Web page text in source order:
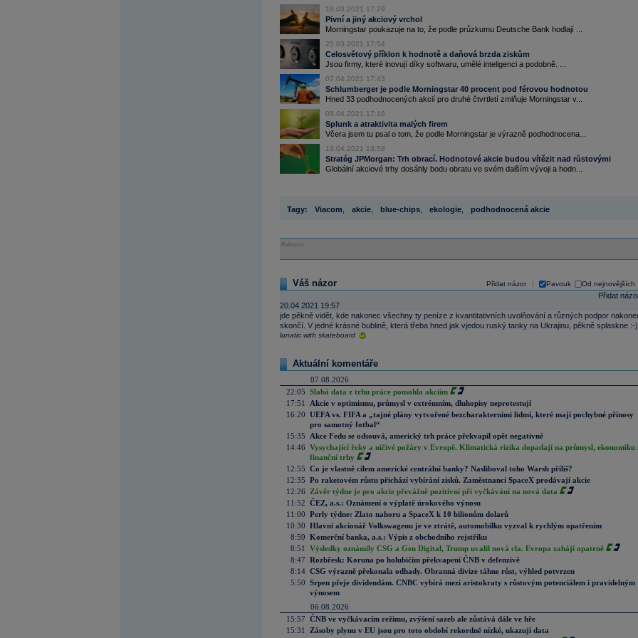
18.03.2021 17:29
Pivní a jiný akciový vrchol
Morningstar poukazuje na to, že podle průzkumu Deutsche Bank hodlají ...
25.03.2021 17:54
Celosvětový příklon k hodnotě a daňová brzda ziskům
Jsou firmy, které inovují díky softwaru, umělé inteligenci a podobně. ...
07.04.2021 17:43
Schlumberger je podle Morningstar 40 procent pod férovou hodnotou
Hned 33 podhodnocených akcií pro druhé čtvrtletí zmiňuje Morningstar v...
08.04.2021 17:16
Splunk a atraktivita malých firem
Včera jsem tu psal o tom, že podle Morningstar je výrazně podhodnocena...
13.04.2021 13:58
Stratég JPMorgan: Trh obrací. Hodnotové akcie budou vítězit nad růstovými
Globální akciové trhy dosáhly bodu obratu ve svém dalším vývoji a hodn...
Tagy: Viacom akcie, blue-chips, ekologie, podhodnocená akcie
Reklama
Přidat názor Pavouk Od nejnovějších
Váš názor
Přidat
20.04.2021 19:57
jde pěkně vidět, kde nakonec všechny ty peníze z kvantitativních uvolňování a různých podpor
skončí. V jedné krásné bublině, která třeba hned jak vjedou ruský tanky na Ukrajinu, pěkně splaskne :-)
lunatic with skateboard
Aktuální komentáře
07.08.2026
22:05 Slabá data z trhu práce pomohla akciím
17:51
Akcie v optimismu, průmysl v extrémním, dluhopisy neprotestují
16:20 UEFA vs. FIFA a „tajné plány vytvořené bezcharakterními lidmi, které mají pochybné přínosy
pro samotný fotbal“
15:35
Akce Fedu se odsouvá, americký trh práce překvapil opět negativně
14:46 Vysychající řeky a ničivé požáry v Evropě. Klimatická rizika dopadají na průmysl, ekonomiku
finanční trhy
12:55 Co je vlastně cílem americké centrální banky? Nasliboval toho Warsh příliš?
12:35 Po raketovém růstu přichází vybírání zisků. Zaměstnanci SpaceX prodávají akcie
12:26
Závěr týdne je pro akcie převážně pozitivní při vyčkávání na nová data
11:52 ČEZ, a.s.: Oznámení o výplatě úrokového výnosu
11:00 Perly týdne: Zlato nahoru a SpaceX k 10 bilionům dolarů
10:30 Hlavní akcionář Volkswagenu je ve ztrátě, automobilku vyzval k rychlým opatřením
8:59 Komerční banka, a.s.: Výpis z obchodního rejstříku
8:51
Výsledky oznámily CSG a Gen Digital, Trump uvalil nová cla. Evropa zahájí opatrně
8:47 Rozbřesk: Koruna po holubičím překvapení ČNB v defenzivě
8:14 CSG výrazně překonala odhady. Obranná divize táhne růst, výhled potvrzen
5:50 Srpen přeje dividendám. CNBC vybírá mezi aristokraty s růstovým potenciálem i pravidelným
výnosem
06.08.2026
15:57 ČNB ve vyčkávacím režimu, zvýšení sazeb ale zůstává dále ve hře
15:31
Zásoby plynu v EU jsou pro toto období rekordně nízké, ukazují data